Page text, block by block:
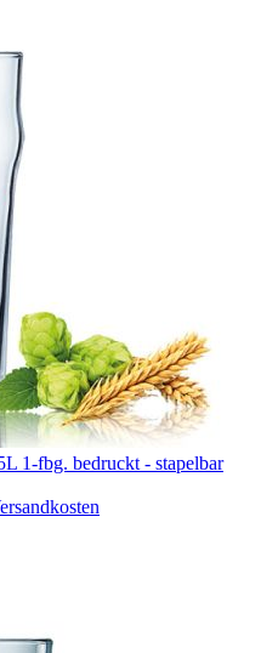
1-fbg. bedruckt - stapelbar